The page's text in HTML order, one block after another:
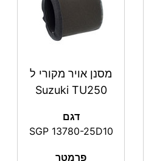
מסנן אויר מקורי ל
Suzuki TU250
דגם
פרמטר